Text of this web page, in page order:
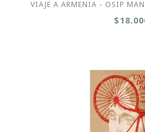
VIAJE A ARMENIA - OSIP